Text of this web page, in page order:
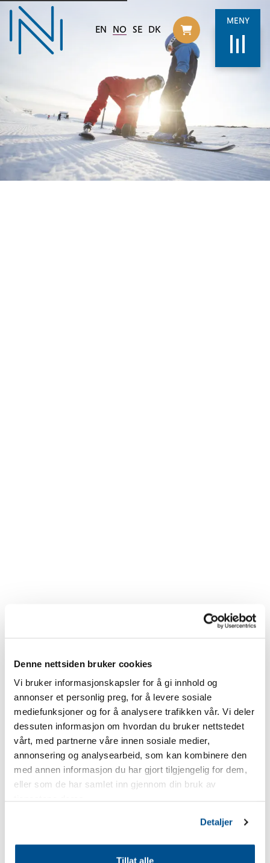
Denne nettsiden bruker cookies
Vi bruker informasjonskapsler for å gi innhold og
annonser et personlig preg, for å levere sosiale
mediefunksjoner og for å analysere trafikken vår. Vi deler
dessuten informasjon om hvordan du bruker nettstedet
vårt, med partnerne våre innen sosiale medier,
annonsering og analysearbeid, som kan kombinere den
med annen informasjon du har gjort tilgjengelig for dem,
eller som de har samlet inn gjennom din bruk av
Detaljer
Tillat alle
EN NO SE DK
Til
MENY